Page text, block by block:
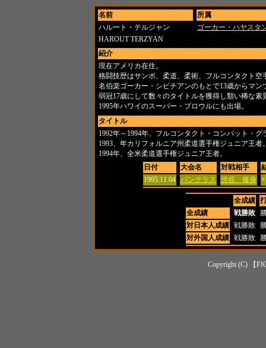
名前
所属
ハルート・テルジャン
ゴーカー・ハヤスタ
HAROUT TERZYAN
紹介
現在アメリカ在住。
格闘技歴はサンボ、柔道、柔術、フルコンタクト空
名伯楽ゴーカー・シビチアンのもとで13歳からマ
弱冠17歳にして数々のタイトルを獲得し類い稀な素
1995年ハワイのスーパー・ブロウルにも出場。
タイトル
1992年～1994年、フルコンタクト・コンバット・
1993、年カリフォルニア州柔道選手権ジュニア王者
1994年、全米柔道選手権ジュニア王者。
日付
大会名 対戦相手
1995.11.04
パンクラス 渋谷 修身 ×
全成績
全成績
戦勝敗
対日本人成績
戦勝敗
対外国人成績
戦勝敗
Copyright (C) 【